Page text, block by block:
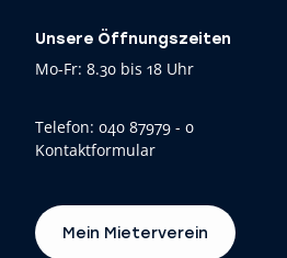
Unsere Öffnungszeiten
Mo-Fr: 8.30 bis 18 Uhr
Telefon: 040 87979 - 0
Kontaktformular
Mein Mieterverein